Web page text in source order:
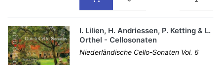
I. Lilien, H. Andriessen, P. Ketting & L.
Orthel - Cellosonaten
Niederländische Cello-Sonaten Vol. 6